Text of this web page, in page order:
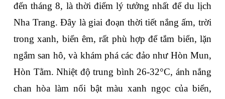
đến tháng 8, là thời điểm lý tưởng nhất để du lịch
Nha Trang. Đây là giai đoạn thời tiết nắng ấm, trời
trong xanh, biển êm, rất phù hợp để tắm biển, lặn
ngắm san hô, và khám phá các đảo như Hòn Mun,
Hòn Tằm. Nhiệt độ trung bình 26-32°C, ánh nắng
chan hòa làm nổi bật màu xanh ngọc của biển,